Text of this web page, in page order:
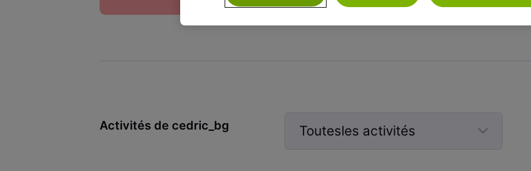
Aucune bio ajoutée
Activités de cedric_bg
Toutesles activités